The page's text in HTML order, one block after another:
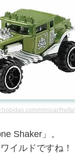
minicar/
Shaker」。
イルドですね！